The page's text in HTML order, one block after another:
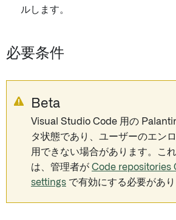
ルします。
必要条件
Beta
Visual Studio Code 用の
タ状態であり、ユーザーのエン
用できない場合があります。こ
は、管理者が Code repositories
settings で有効にする必要があり